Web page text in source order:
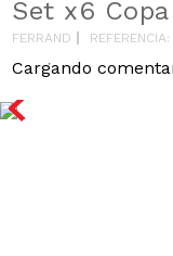
Set x6
FERRAND REFERENCIA
Cargando